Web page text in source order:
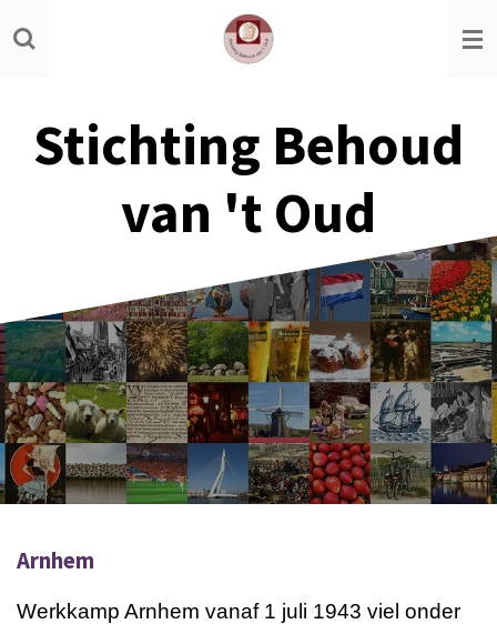
Ga
direct
hoofdinhoud
Stichting Behoud
van 't Oud
Arnhem
Werkkamp Arnhem vanaf 1 juli 1943 viel onder